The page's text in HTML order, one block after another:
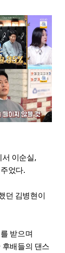
서 이순실,
었다.
던 김병현이
받으며
배들의 댄스